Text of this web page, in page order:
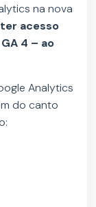
na nova
acesso
4 – ao
Analytics
do canto